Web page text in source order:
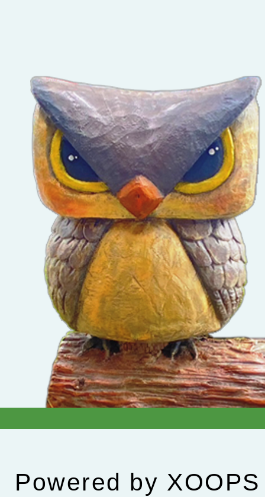
Powered by XOOPS